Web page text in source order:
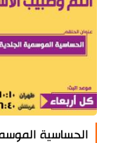
الحساسية